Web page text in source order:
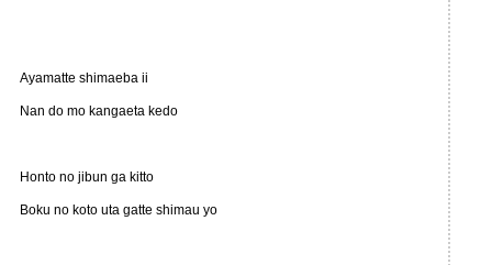
Ayamatte shimaeba ii
Nan do mo kangaeta kedo
Honto no jibun ga kitto
Boku no koto uta gatte shimau yo